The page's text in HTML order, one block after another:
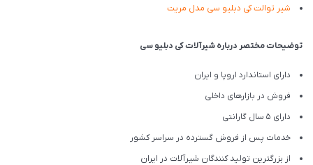
شیر توالتکی دبلیو سی مدل مریت
توضیحات مختصر درباره شیرآلات کی دبلیو سی
دارای استاندارد اروپا و ایران
فروش در بازارهای داخلی
دارای 5 سال گارانتی
خدمات پس از فروش گسترده در سراسر کشور
از بزرگترین تولید کنندگان شیرآلات در ایران